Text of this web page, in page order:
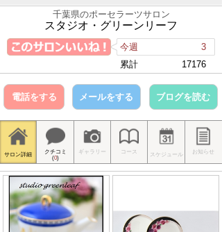
千葉県のポーセラーツサロン
スタジオ・グリーンリーフ
今週
3
累計
17176
電話をする メールをする ブログを読む
サロン詳細
クチコミ
(0)
ギャラリー コース スケジュール お知らせ